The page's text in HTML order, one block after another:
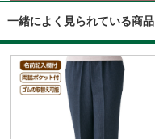
一緒によく見られている商品